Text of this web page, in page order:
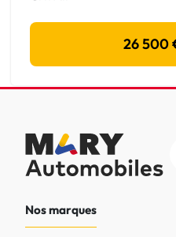
26 500
Nos marques